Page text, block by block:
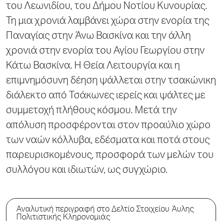
του Λεωνιδίου, του Δήμου Νοτίου Κυνουρίας.
Τη μια χρονιά λαμβάνει χώρα στην ενορία της
Παναγίας στην Άνω Βασκίνα και την άλλη
χρονιά στην ενορία του Αγίου Γεωργίου στην
Κάτω Βασκίνα. Η Θεία Λειτουργία και η
επιμνημόσυνη δέηση ψάλλεται στην τσακώνικη
διάλεκτο από Τσάκωνες ιερείς και ψάλτες με
συμμετοχή πλήθους κόσμου. Μετά την
απόλυση προσφέρονται στον προαύλιο χώρο
των ναών κόλλυβα, εδέσματα και ποτά στους
παρευρισκομένους, προσφορά των μελών του
συλλόγου και ιδιωτών, ως συγχώριο.
Αναλυτική περιγραφή στο Δελτίο Στοιχείου Άυλης
Πολιτιστικής Κληρονομιάς